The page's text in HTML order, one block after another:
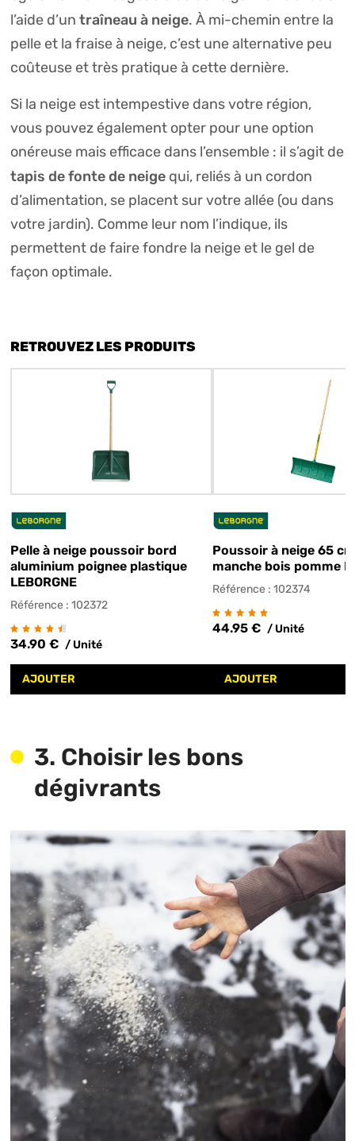
l’aide d’un traîneau à neige. À mi-chemin entre la
pelle et la fraise à neige, c’est une alternative peu
coûteuse et très pratique à cette dernière.
Si la neige est intempestive dans votre région,
vous pouvez également opter pour une option
onéreuse mais efficace dans l’ensemble : il s’agit de
tapis de fonte de neigequi, reliés à un cordon
d’alimentation, se placent sur votre allée (ou dans
votre jardin). Comme leur nom l’indique, ils
permettent de faire fondre la neige et le gel de
façon optimale.
RETROUVEZ LES PRODUITS
Pelle à neige poussoir bord
aluminium poignee plastique
LEBORGNE
Référence : 102372
34.90 € / Unité
AJOUTER
Poussoir à neige 65
manche bois pomme
Référence : 102374
44.95 € / Unité
AJOUTER
3. Choisir les bons
dégivrants